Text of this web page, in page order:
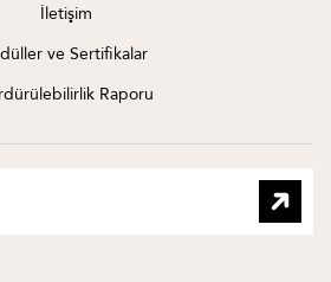
İletişim
ve Sertifikalar
Raporu